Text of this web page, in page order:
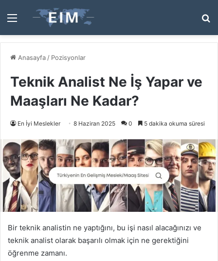
Menü
...
Anasayfa / Pozisyonlar
Teknik Analist Ne İş Yapar ve
Maaşları Ne Kadar?
En İyi Meslekler 8 Haziran 2025 0 5 dakika okuma süresi
Bir teknik analistin ne yaptığını, bu işi nasıl alacağınızı ve
teknik analist olarak başarılı olmak için ne gerektiğini
öğrenme zamanı.